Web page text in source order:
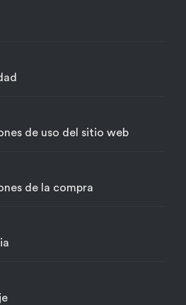
de uso del sitio web
de la compra